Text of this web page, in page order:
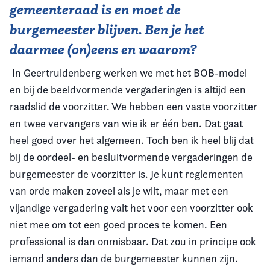
gemeenteraad is en moet de
burgemeester blijven. Ben je het
daarmee (on)eens en waarom?
In Geertruidenberg werken we met het BOB-model
en bij de beeldvormende vergaderingen is altijd een
raadslid de voorzitter. We hebben een vaste voorzitter
en twee vervangers van wie ik er één ben. Dat gaat
heel goed over het algemeen. Toch ben ik heel blij dat
bij de oordeel- en besluitvormende vergaderingen de
burgemeester de voorzitter is. Je kunt reglementen
van orde maken zoveel als je wilt, maar met een
vijandige vergadering valt het voor een voorzitter ook
niet mee om tot een goed proces te komen. Een
professional is dan onmisbaar. Dat zou in principe ook
iemand anders dan de burgemeester kunnen zijn.